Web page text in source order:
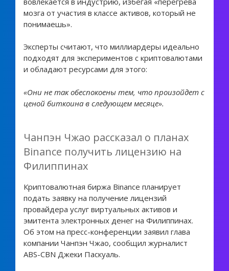
мозга от участия в классе активов, который не
понимаешь».
Эксперты считают, что миллиардеры идеально
подходят для экспериментов с криптовалютами
и обладают ресурсами для этого:
«Они не так обеспокоены тем, что произойдет с
ценой биткоина в следующем месяце».
Чанпэн Чжао рассказал о планах
Binance получить лицензию на
Филиппинах
Криптовалютная биржа Binance планирует
подать заявку на получение лицензий
провайдера услуг виртуальных активов и
эмитента электронных денег на Филиппинах.
Об этом на пресс-конференции заявил глава
компании Чанпэн Чжао, сообщил журналист
ABS-CBN Джеки Паскуаль.